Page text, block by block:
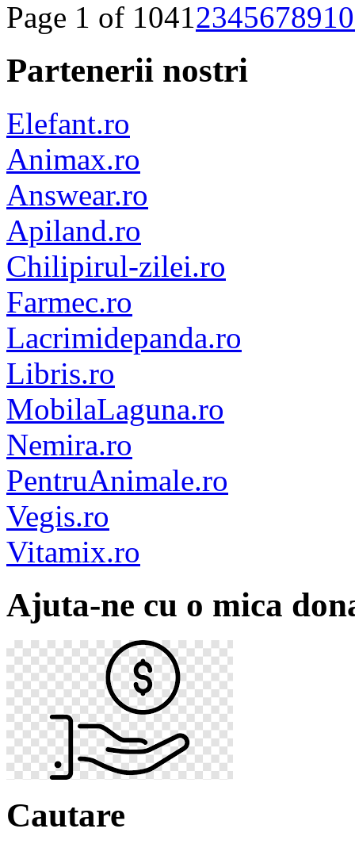
Page 1 of 10412345678910
Partenerii nostri
Elefant.ro
Animax.ro
Answear.ro
Apiland.ro
Chilipirul-zilei.ro
Farmec.ro
Lacrimidepanda.ro
Libris.ro
MobilaLaguna.ro
Nemira.ro
PentruAnimale.ro
Vegis.ro
Vitamix.ro
Ajuta-ne cu o mica
Cautare